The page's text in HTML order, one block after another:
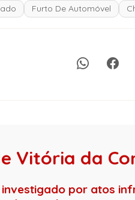
Furto De Automóvel
Vitória da
por atos